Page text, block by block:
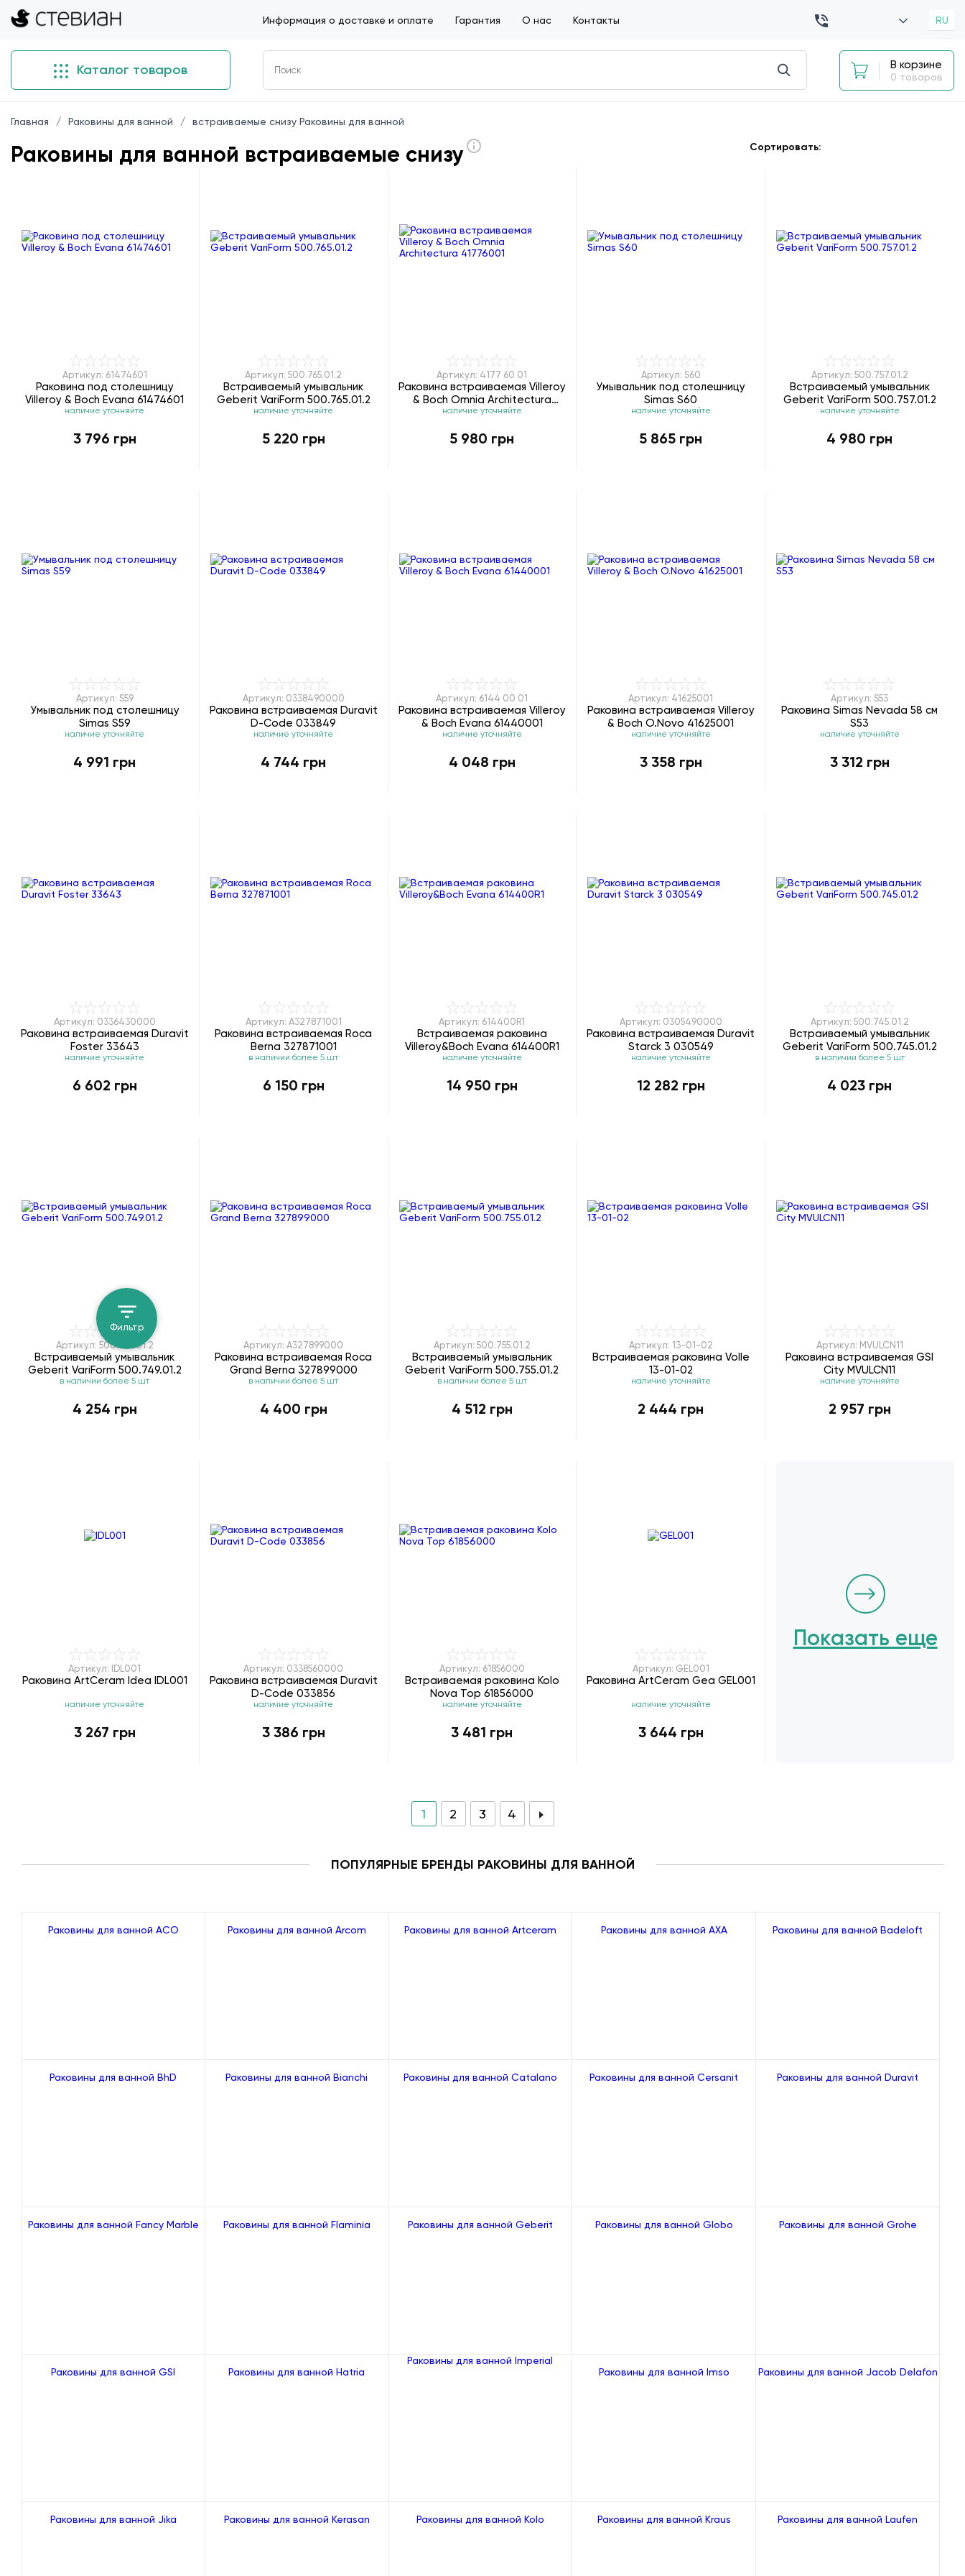
Информация о доставке и оплате Гарантия О нас Контакты RU
Каталог товаров В корзине
0 товаров
Главная Раковины для ванной встраиваемые снизу Раковины для ванной
Фильтр
Раковины для ванной встраиваемые снизу Сортировать:
Артикул: 61474601
Раковина под столешницу
Villeroy & Boch Evana 61474601
наличие уточняйте
3 796 грн
Артикул: 500.765.01.2
Встраиваемый умывальник
Geberit VariForm 500.765.01.2
наличие уточняйте
5 220 грн
Артикул: 4177 60 01
Раковина встраиваемая Villeroy
& Boch Omnia Architectura
41776001
наличие уточняйте
5 980 грн
Артикул: S60
Умывальник под столешницу
Simas S60
наличие уточняйте
5 865 грн
Артикул: 500.757.01.2
Встраиваемый умывальник
Geberit VariForm 500.757.01.2
наличие уточняйте
4 980 грн
Артикул: S59
Умывальник под столешницу
Simas S59
наличие уточняйте
4 991 грн
Артикул: 0338490000
Раковина встраиваемая Duravit
D-Code 033849
наличие уточняйте
4 744 грн
Артикул: 6144 00 01
Раковина встраиваемая Villeroy
& Boch Evana 61440001
наличие уточняйте
4 048 грн
Артикул: 41625001
Раковина встраиваемая Villeroy
& Boch O.Novo 41625001
наличие уточняйте
3 358 грн
Артикул: S53
Раковина Simas Nevada 58 см
S53
наличие уточняйте
3 312 грн
Артикул: 0336430000
Раковина встраиваемая Duravit
Foster 33643
наличие уточняйте
6 602 грн
Артикул: A327871001
Раковина встраиваемая Roca
Berna 327871001
в наличии более 5 шт
6 150 грн
Артикул: 614400R1
Встраиваемая раковина
Villeroy&Boch Evana 614400R1
наличие уточняйте
14 950 грн
Артикул: 0305490000
Раковина встраиваемая Duravit
Starck 3 030549
наличие уточняйте
12 282 грн
Артикул: 500.745.01.2
Встраиваемый умывальник
Geberit VariForm 500.745.01.2
в наличии более 5 шт
4 023 грн
Артикул: 500.749.01.2
Встраиваемый умывальник
Geberit VariForm 500.749.01.2
в наличии более 5 шт
4 254 грн
Артикул: A327899000
Раковина встраиваемая Roca
Grand Berna 327899000
в наличии более 5 шт
4 400 грн
Артикул: 500.755.01.2
Встраиваемый умывальник
Geberit VariForm 500.755.01.2
в наличии более 5 шт
4 512 грн
Артикул: 13-01-02
Встраиваемая раковина Volle
13-01-02
наличие уточняйте
2 444 грн
Артикул: MVULCN11
Раковина встраиваемая GSI
City MVULCN11
наличие уточняйте
2 957 грн
Артикул: IDL001
Раковина ArtCeram Idea IDL001
наличие уточняйте
3 267 грн
Артикул: 0338560000
Раковина встраиваемая Duravit
D-Code 033856
наличие уточняйте
3 386 грн
Артикул: 61856000
Встраиваемая раковина Kolo
Nova Top 61856000
наличие уточняйте
3 481 грн
Артикул: GEL001
Раковина ArtCeram Gea GEL001
наличие уточняйте
3 644 грн
Показать еще
1 2 3 4
ПОПУЛЯРНЫЕ БРЕНДЫ РАКОВИНЫ ДЛЯ ВАННОЙ
Раковины для ванной ACO Раковины для ванной Arcom Раковины для ванной Artceram Раковины для ванной AXA Раковины для ванной Badeloft
Раковины для ванной BhD Раковины для ванной Bianchi Раковины для ванной Catalano Раковины для ванной Cersanit Раковины для ванной Duravit
Раковины для ванной Fancy Marble Раковины для ванной Flaminia Раковины для ванной Geberit Раковины для ванной Globo Раковины для ванной Grohe
Раковины для ванной GSI Раковины для ванной Hatria
Раковины для ванной Imperial
Раковины для ванной Imso
Раковины для ванной Jacob Delafon
Раковины для ванной Jika Раковины для ванной Kerasan Раковины для ванной Kolo Раковины для ванной Kraus Раковины для ванной Laufen